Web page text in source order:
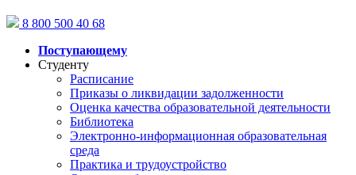
8 800 500 40 68
Поступающему
Студенту
Расписание
Приказы о ликвидации задолженности
Оценка качества образовательной деятельности
Библиотека
Электронно-информационная образовательная
среда
Практика и трудоустройство